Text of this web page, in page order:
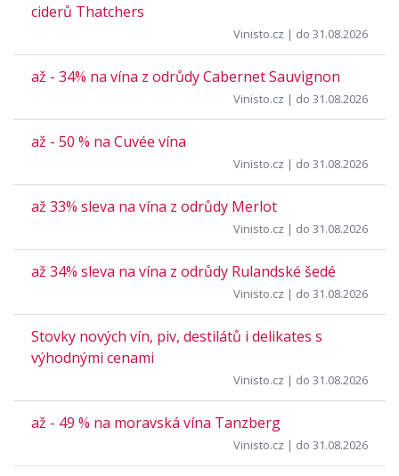
ciderů Thatchers
Vinisto.cz | do 31.08.2026
až - 34% na vína z odrůdy Cabernet Sauvignon
Vinisto.cz | do 31.08.2026
až - 50 % na Cuvée vína
Vinisto.cz | do 31.08.2026
až 33% sleva na vína z odrůdy Merlot
Vinisto.cz | do 31.08.2026
až 34% sleva na vína z odrůdy Rulandské šedé
Vinisto.cz | do 31.08.2026
Stovky nových vín, piv, destilátů i delikates s
výhodnými cenami
Vinisto.cz | do 31.08.2026
až - 49 % na moravská vína Tanzberg
Vinisto.cz | do 31.08.2026